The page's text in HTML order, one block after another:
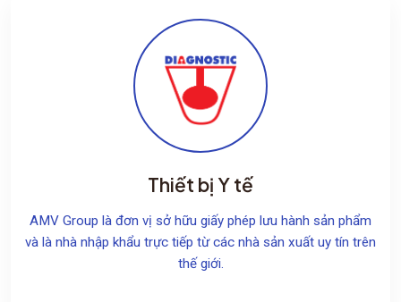
Thiết bị Y tế
AMV Group là đơn vị sở hữu giấy phép lưu hành sản phẩm
và là nhà nhập khẩu trực tiếp từ các nhà sản xuất uy tín trên
thế giới.